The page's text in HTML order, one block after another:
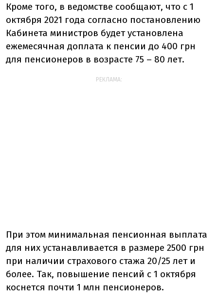
Кроме того, в ведомстве сообщают, что с 1
октября 2021 года согласно постановлению
Кабинета министров будет установлена
ежемесячная доплата к пенсии до 400 грн
для пенсионеров в возрасте 75 – 80 лет.
РЕКЛАМА:
При этом минимальная пенсионная выплата
для них устанавливается в размере 2500 грн
при наличии страхового стажа 20/25 лет и
более. Так, повышение пенсий с 1 октября
коснется почти 1 млн пенсионеров.